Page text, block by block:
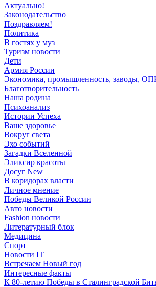
Актуально!
Законодательство
Поздравляем!
Политика
В гостях у муз
Туризм новости
Дети
Армия России
Экономика, промышленность, заводы,
Благотворительность
Наша родина
Психоанализ
Истории Успеха
Ваше здоровье
Вокруг света
Эхо событий
Загадки Вселенной
Эликсир красоты
Досуг New
В коридорах власти
Личное мнение
Победы Великой России
Авто новости
Fashion новости
Литературный блок
Медицина
Спорт
Новости IT
Встречаем Новый год
Интересные факты
К 80-летию Победы в Сталинградской